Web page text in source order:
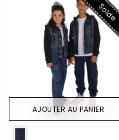
Solde
AJOUTER AU PANIER